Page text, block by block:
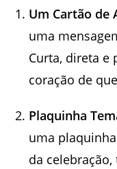
Um Cartão de
uma
Curta, direta e
coração de
Plaquinha
uma
da